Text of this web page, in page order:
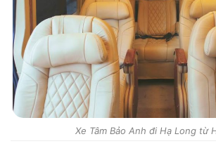
Xe Tâm Bảo Anh đi Hạ Long từ